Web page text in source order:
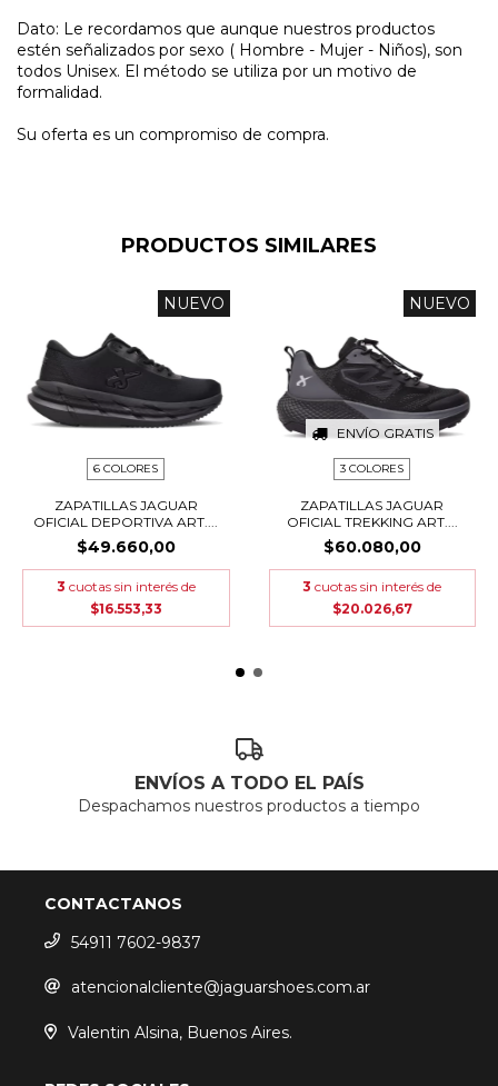
Dato: Le recordamos que aunque nuestros productos
estén señalizados por sexo ( Hombre - Mujer - Niños), son
todos Unisex. El método se utiliza por un motivo de
formalidad.
Su oferta es un compromiso de compra.
PRODUCTOS SIMILARES
NUEVO
6 COLORES
ZAPATILLAS JAGUAR
OFICIAL DEPORTIVA ART....
$49.660,00
3 cuotas sin interés de
$16.553,33
ENVÍO GRATIS
NUEVO
3 COLORES
ZAPATILLAS JAGUAR
OFICIAL TREKKING ART....
$60.080,00
3 cuotas sin interés de
$20.026,67
ENVÍOS A TODO EL PAÍS
Despachamos nuestros productos a tiempo
CONTACTANOS
54911 7602-9837
atencionalcliente@jaguarshoes.com.ar
Valentin Alsina, Buenos Aires.